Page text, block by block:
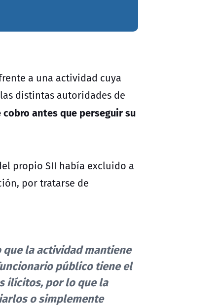
a una actividad cuya
distintas autoridades de
antes que perseguir su
propio SII había excluido a
por tratarse de
que la actividad mantiene
público tiene el
ilícitos, por lo que la
o simplemente